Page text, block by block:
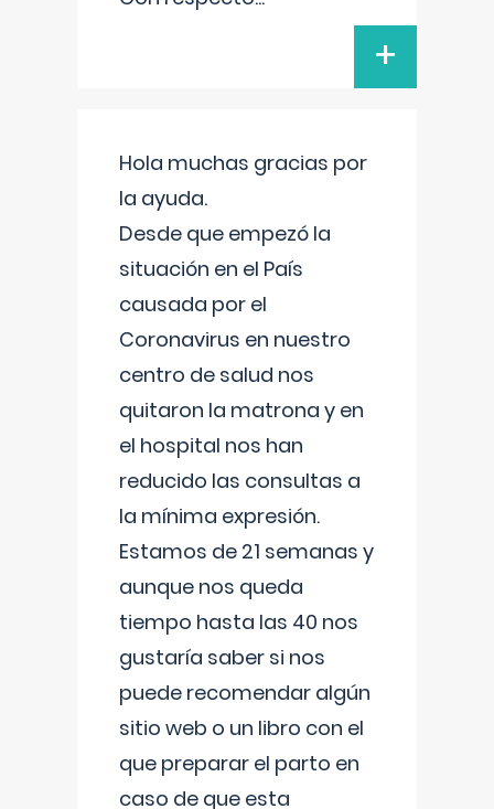
+
Hola muchas gracias por
la ayuda.
Desde que empezó la
situación en el País
causada por el
Coronavirus en nuestro
centro de salud nos
quitaron la matrona y en
el hospital nos han
reducido las consultas a
la mínima expresión.
Estamos de 21 semanas y
aunque nos queda
tiempo hasta las 40 nos
gustaría saber si nos
puede recomendar algún
sitio web o un libro con el
que preparar el parto en
caso de que esta